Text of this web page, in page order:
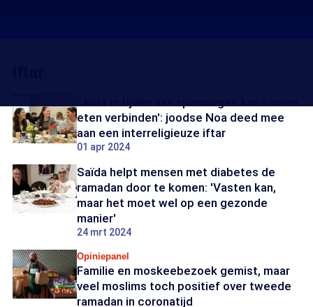
eten verbinden': joodse Noa deed mee
aan een interreligieuze iftar
01 apr 2024
Saïda helpt mensen met diabetes de
ramadan door te komen: 'Vasten kan,
maar het moet wel op een gezonde
manier'
24 mrt 2024
Opiniepanel
Familie en moskeebezoek gemist, maar
veel moslims toch positief over tweede
ramadan in coronatijd